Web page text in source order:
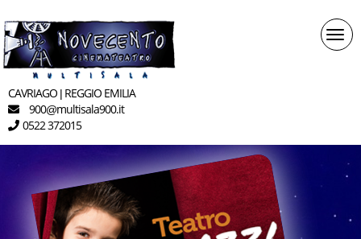
CAVRIAGO | REGGIO EMILIA
900@multisala900.it
0522 372015